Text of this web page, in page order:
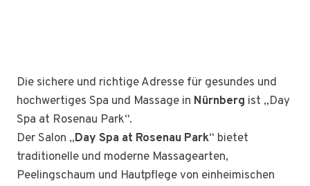
Die sichere und richtige Adresse für gesundes und
hochwertiges Spa und Massage in Nürnberg ist „Day
Spa at Rosenau Park“.
Der Salon „Day Spa at Rosenau Park“ bietet
traditionelle und moderne Massagearten,
Peelingschaum und Hautpflege von einheimischen